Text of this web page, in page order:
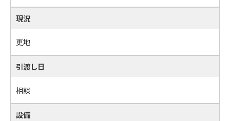
現況
更地
引渡し日
相談
設備